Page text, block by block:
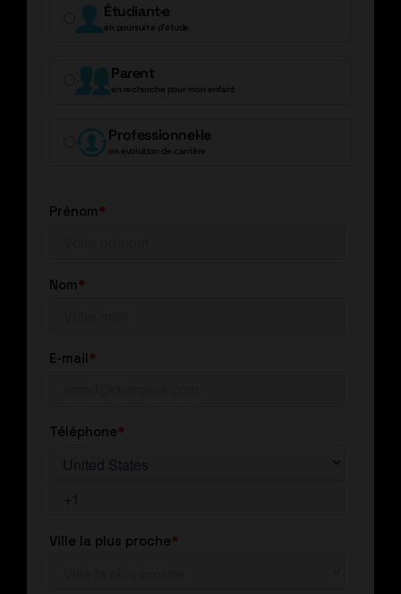
Étudiant·e
en poursuite d’étude
Parent
en recherche pour mon enfant
Professionnel·le
en évolution de carrière